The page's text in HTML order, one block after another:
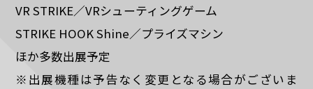
VR STRIKE／VRシューティングゲーム
STRIKE HOOK Shine／プライズマシン
ほか多数出展予定
※出展機種は予告なく変更となる場合がございま